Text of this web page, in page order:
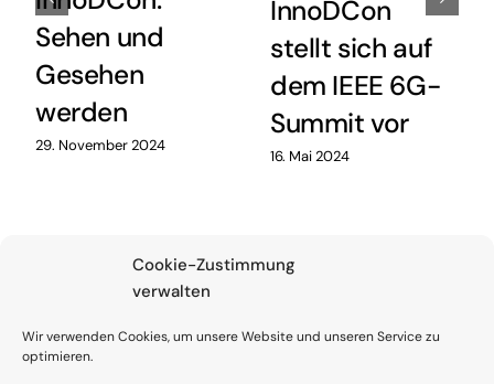
Cookie-Zustimmung
verwalten
Wir verwenden Cookies, um unsere Website und unseren Service zu
optimieren.
Sehen und
Gesehen
werden
29. November 2024
InnoDCon
stellt sich auf
dem IEEE 6G-
Summit vor
16. Mai 2024
Kontakt